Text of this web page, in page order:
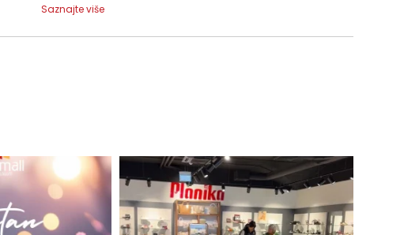
Saznajte više